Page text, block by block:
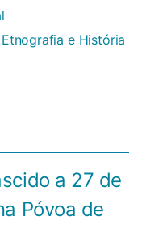
e História
a 27 de
Póvoa de